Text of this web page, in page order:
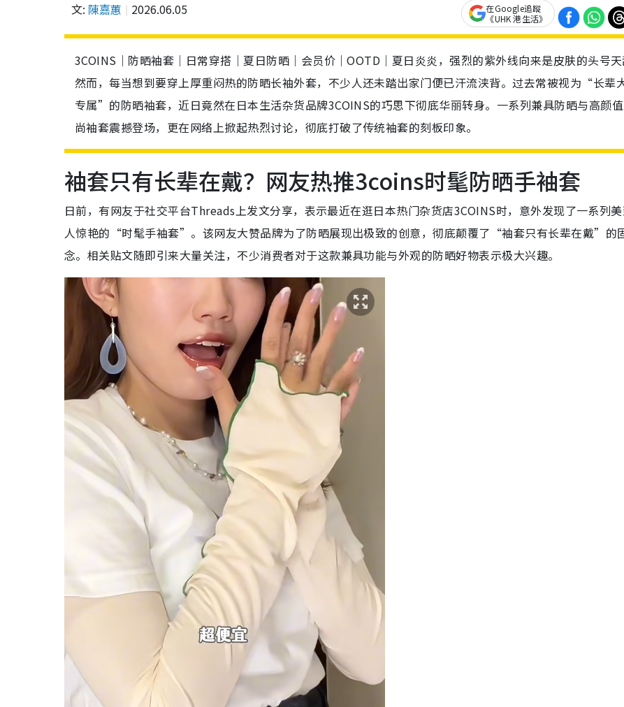
文: 陳嘉蕙 2026.06.05
在Google追蹤
《UHK 港生活》
3COINS｜防晒袖套｜日常穿搭｜夏日防晒｜会员价｜OOTD｜夏日炎炎，强烈的紫外线向来是皮肤的头号天
然而，每当想到要穿上厚重闷热的防晒长袖外套，不少人还未踏出家门便已汗流浃背。过去常被视为“长辈
专属”的防晒袖套，近日竟然在日本生活杂货品牌3COINS的巧思下彻底华丽转身。一系列兼具防晒与高颜
尚袖套震撼登场，更在网络上掀起热烈讨论，彻底打破了传统袖套的刻板印象。
袖套只有长辈在戴？网友热推3coins时髦防晒手袖套
日前，有网友于社交平台Threads上发文分享，表示最近在逛日本热门杂货店3COINS时，意外发现了一系列
人惊艳的“时髦手袖套”。该网友大赞品牌为了防晒展现出极致的创意，彻底颠覆了“袖套只有长辈在戴”的
念。相关贴文随即引来大量关注，不少消费者对于这款兼具功能与外观的防晒好物表示极大兴趣。